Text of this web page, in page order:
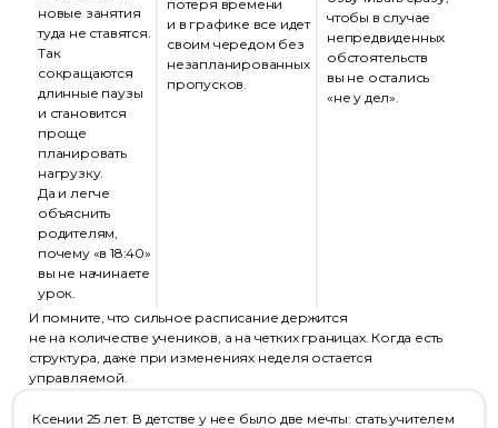
новые занятия
туда не ставятся.
Так
сокращаются
длинные паузы
и становится
проще
планировать
нагрузку.
Да и легче
объяснить
родителям,
почему «в 18:40»
вы не начинаете
урок.
потеря времени
и в графике все идет
своим чередом без
незапланированных
пропусков.
чтобы в случае
непредвиденных
обстоятельств
вы не остались
«не у дел».
И помните, что сильное расписание держится
не на количестве учеников, а на четких границах. Когда есть
структура, даже при изменениях неделя остается
управляемой.
Ксении 25 лет. В детстве у нее было две мечты: стать учителем